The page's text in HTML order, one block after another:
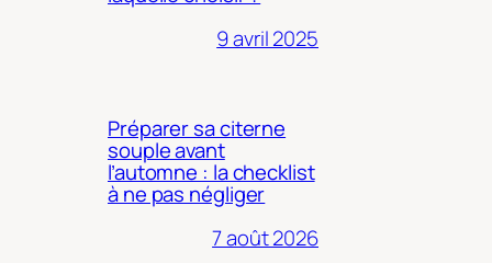
9 avril 2025
Préparer sa citerne
souple avant
l’automne : la checklist
à ne pas négliger
7 août 2026